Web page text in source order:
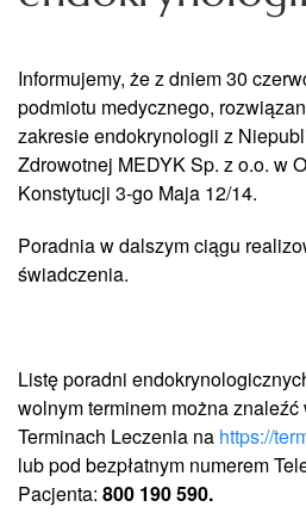
Informujemy, że z dniem 30
podmiotu medycznego,
zakresie endokrynologii z
Zdrowotnej MEDYK Sp. z o.o. w
Konstytucji 3-go Maja 12/14.
Poradnia w dalszym ciągu
świadczenia.
Listę poradni
wolnym terminem można znaleźć
Terminach Leczenia na https://
lub pod bezpłatnym numerem
Pacjenta: 800 190 590.